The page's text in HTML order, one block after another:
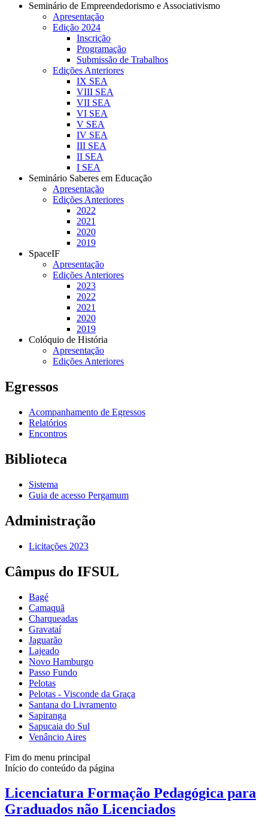
Seminário de Empreendedorismo e Associativismo
Apresentação
Edição 2024
Inscrição
Programação
Submissão de Trabalhos
Edições Anteriores
IX SEA
VIII SEA
VII SEA
VI SEA
V SEA
IV SEA
III SEA
II SEA
I SEA
Seminário Saberes em Educação
Apresentação
Edições Anteriores
2022
2021
2020
2019
SpaceIF
Apresentação
Edições Anteriores
2023
2022
2021
2020
2019
Colóquio de História
Apresentação
Edições Anteriores
Egressos
Acompanhamento de Egressos
Relatórios
Encontros
Biblioteca
Sistema
Guia de acesso Pergamum
Administração
Licitações 2023
Câmpus do IFSUL
Bagé
Camaquã
Charqueadas
Gravataí
Jaguarão
Lajeado
Novo Hamburgo
Passo Fundo
Pelotas
Pelotas - Visconde da Graça
Santana do Livramento
Sapiranga
Sapucaia do Sul
Venâncio Aires
Fim do menu principal
Início do conteúdo da página
Licenciatura Formação Pedagógica para
Graduados não Licenciados